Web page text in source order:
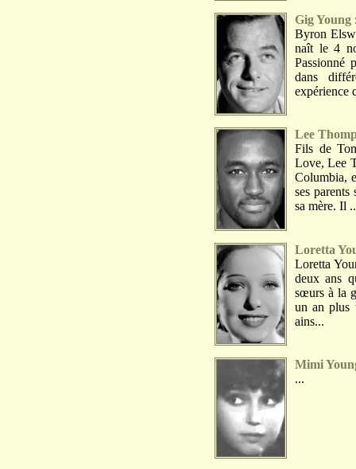
Gig Young
Byron
naît le 4
Passionné
dans
expérience
Lee
Fils de
Love, Lee
Columbia,
ses
sa mère. Il
Loretta
Loretta
deux ans
sœurs à la
un an plus
ains...
Mimi
...